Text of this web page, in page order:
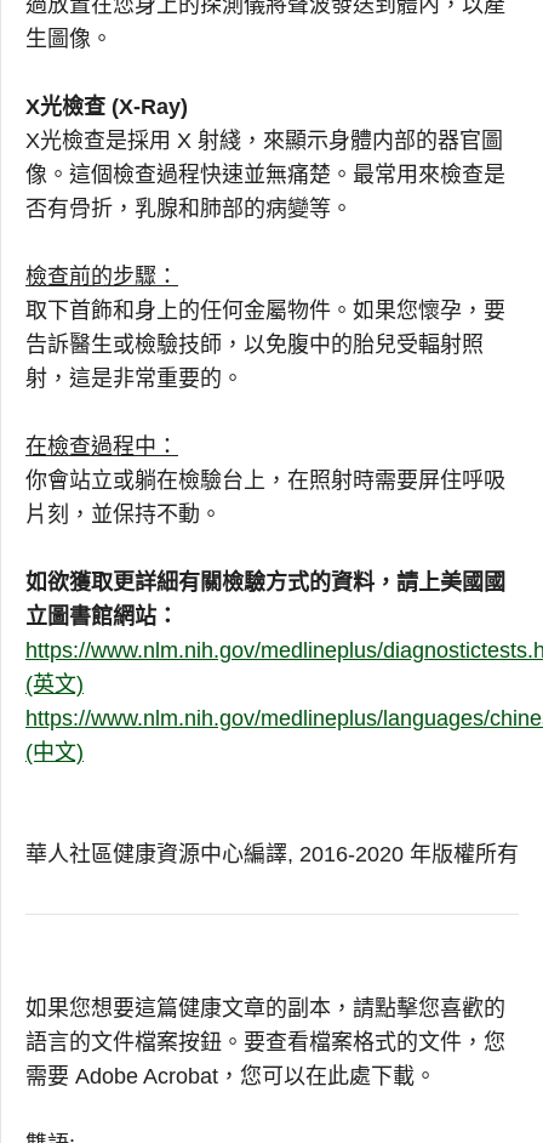
過放置在您身上的探測儀將聲波發送到體內，以產
生圖像。
X光檢查 (X-Ray)
X光檢查是採用 X 射綫，來顯示身體内部的器官圖
像。這個檢查過程快速並無痛楚。最常用來檢查是
否有骨折，乳腺和肺部的病變等。
檢查前的步驟：
取下首飾和身上的任何金屬物件。如果您懷孕，要
告訴醫生或檢驗技師，以免腹中的胎兒受輻射照
射，這是非常重要的。
在檢查過程中：
你會站立或躺在檢驗台上，在照射時需要屏住呼吸
片刻，並保持不動。
如欲獲取更詳細有關檢驗方式的資料，請上美國國
立圖書館網站：
https://www.nlm.nih.gov/medlineplus/
(英文)
https://www.nlm.nih.gov/medlineplus/languages/
(中文)
華人社區健康資源中心編譯, 2016-2020 年版權所有
如果您想要這篇健康文章的副本，請點擊您喜歡的
語言的文件檔案按鈕。要查看檔案格式的文件，您
需要 Adobe Acrobat，您可以在此處下載。